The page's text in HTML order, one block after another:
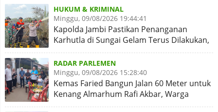
HUKUM & KRIMINAL
Minggu, 09/08/2026 19:44:41
Kapolda Jambi Pastikan Penanganan
Karhutla di Sungai Gelam Terus Dilakukan,
Sinergi Diperkuat
RADAR PARLEMEN
Minggu, 09/08/2026 15:28:40
Kemas Faried Bangun Jalan 60 Meter untuk
Kenang Almarhum Rafi Akbar, Warga
Simpang Rimbo Syukuran